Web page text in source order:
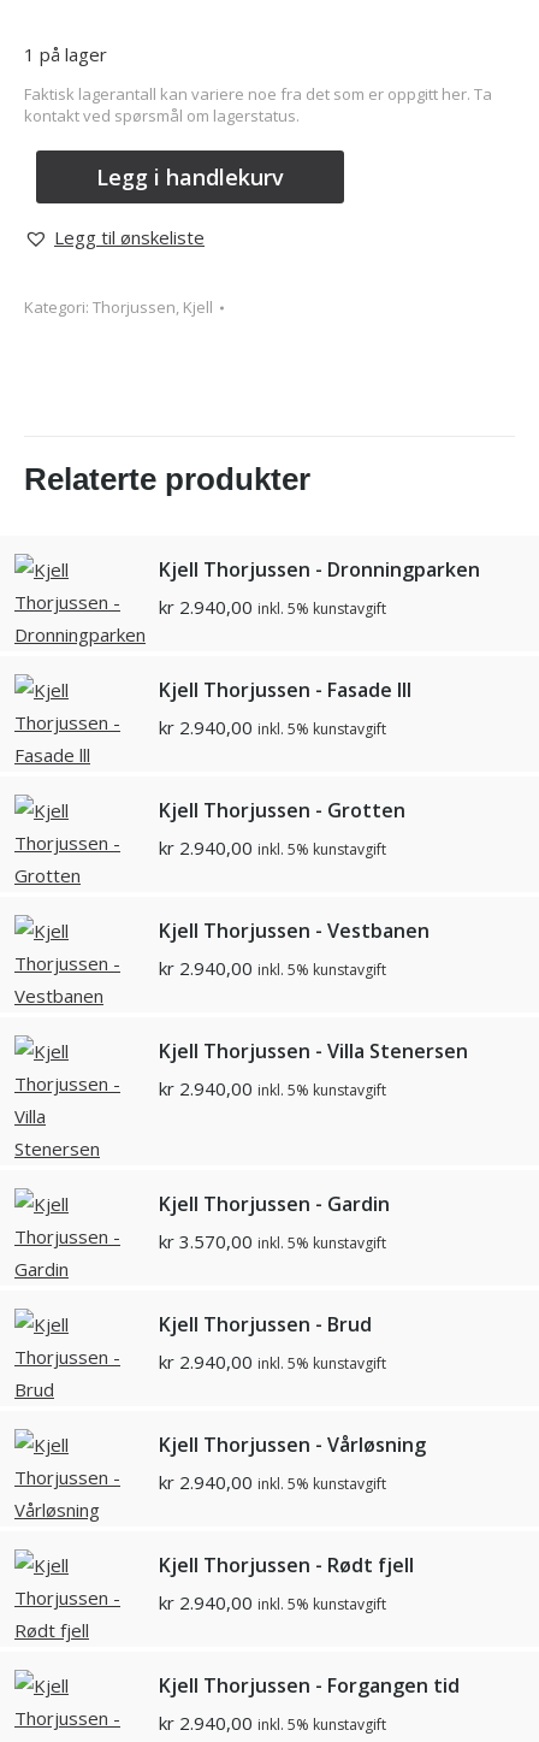
1 på lager
Faktisk lagerantall kan variere noe fra det som er oppgitt her. Ta
kontakt ved spørsmål om lagerstatus.
Legg i handlekurv
Legg til ønskeliste
Kategori: Thorjussen, Kjell
Relaterte produkter
Kjell Thorjussen - Dronningparken
kr 2.940,00 inkl. 5% kunstavgift
Kjell Thorjussen - Fasade lll
kr 2.940,00 inkl. 5% kunstavgift
Kjell Thorjussen - Grotten
kr 2.940,00 inkl. 5% kunstavgift
Kjell Thorjussen - Vestbanen
kr 2.940,00 inkl. 5% kunstavgift
Kjell Thorjussen - Villa Stenersen
kr 2.940,00 inkl. 5% kunstavgift
Kjell Thorjussen - Gardin
kr 3.570,00 inkl. 5% kunstavgift
Kjell Thorjussen - Brud
kr 2.940,00 inkl. 5% kunstavgift
Kjell Thorjussen - Vårløsning
kr 2.940,00 inkl. 5% kunstavgift
Kjell Thorjussen - Rødt fjell
kr 2.940,00 inkl. 5% kunstavgift
Kjell Thorjussen - Forgangen tid
kr 2.940,00 inkl. 5% kunstavgift